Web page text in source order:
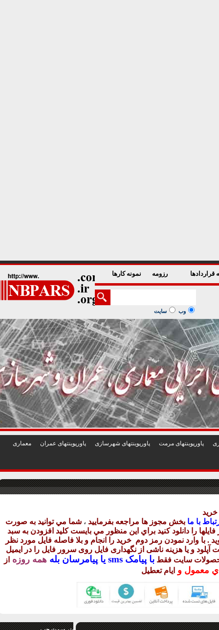
1 2 3 4 5